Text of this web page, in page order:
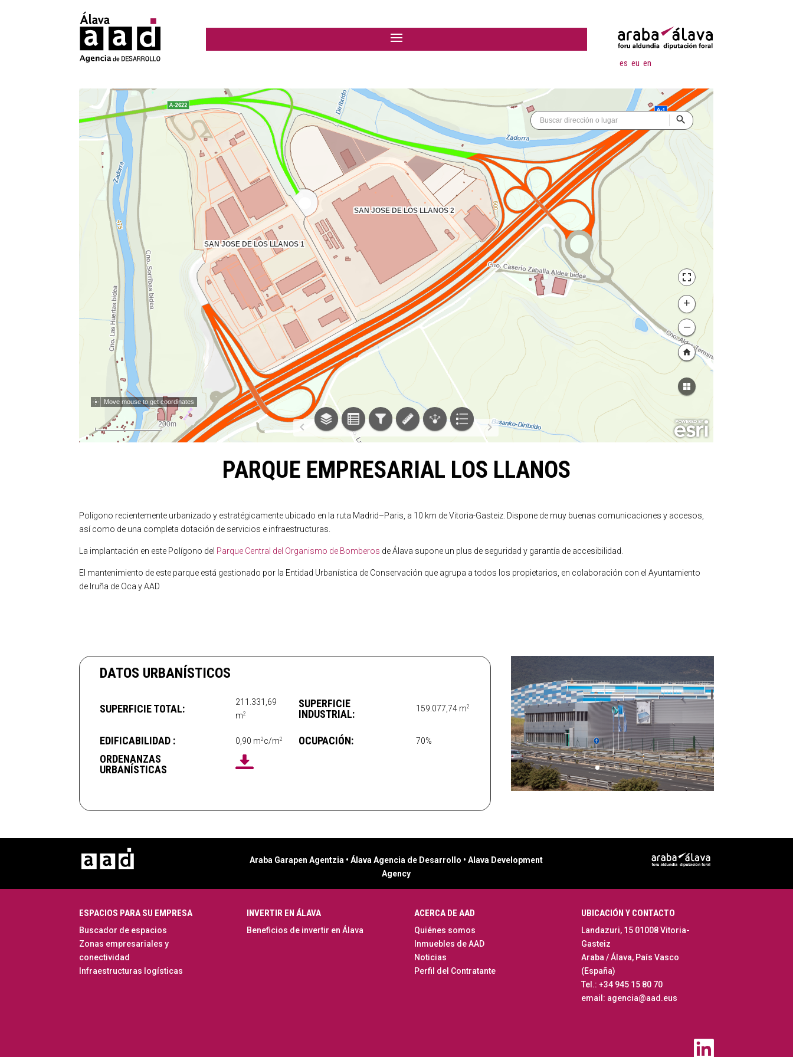
es eu en
PARQUE EMPRESARIAL LOS LLANOS
Polígono recientemente urbanizado y estratégicamente ubicado en la ruta Madrid–Paris, a 10 km de Vitoria-Gasteiz. Dispone de muy buenas comunicaciones y accesos,
así como de una completa dotación de servicios e infraestructuras.
La implantación en este Polígono del Parque Central del Organismo de Bomberos de Álava supone un plus de seguridad y garantía de accesibilidad.
El mantenimiento de este parque está gestionado por la Entidad Urbanística de Conservación que agrupa a todos los propietarios, en colaboración con el Ayuntamiento
de Iruña de Oca y AAD
DATOS URBANÍSTICOS
SUPERFICIE TOTAL:
211.331,69
m2
SUPERFICIE
INDUSTRIAL:
159.077,74 m2
EDIFICABILIDAD : 0,90 m2 c/m2 OCUPACIÓN: 70%
ORDENANZAS
URBANÍSTICAS
Araba Garapen Agentzia • Álava Agencia de Desarrollo • Alava Development
Agency
ESPACIOS PARA SU EMPRESA
Buscador de espacios
Zonas empresariales y
conectividad
Infraestructuras logísticas
INVERTIR EN ÁLAVA
Beneficios de invertir en Álava
ACERCA DE AAD
Quiénes somos
Inmuebles de AAD
Noticias
Perfil del Contratante
UBICACIÓN Y CONTACTO
Landazuri, 15 01008 Vitoria-
Gasteiz
Araba / Álava, País Vasco
(España)
Tel.: +34 945 15 80 70
email: agencia@aad.eus